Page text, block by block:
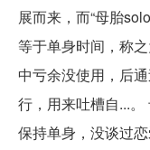
展而来，而“母胎
等于单身时间，称
中亏余没使用，后
行，用来吐槽自...
保持单身，没谈过